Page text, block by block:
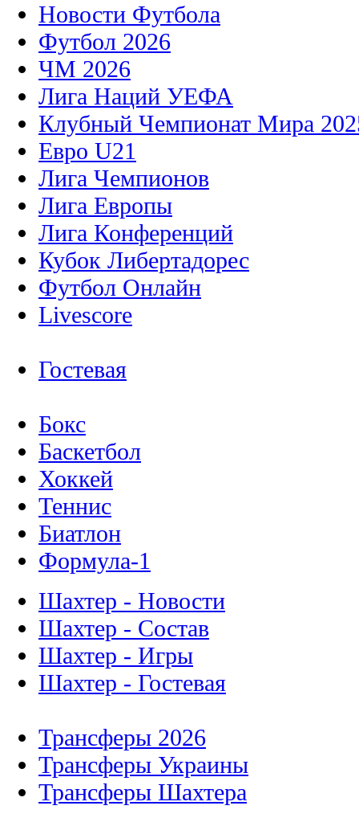
Новости Футбола
Футбол 2026
ЧМ 2026
Лига Наций УЕФА
Клубный Чемпионат Мира
Евро U21
Лига Чемпионов
Лига Европы
Лига Конференций
Кубок Либертадорес
Футбол Онлайн
Livescore
Гостевая
Бокс
Баскетбол
Хоккей
Теннис
Биатлон
Формула-1
Шахтер - Новости
Шахтер - Состав
Шахтер - Игры
Шахтер - Гостевая
Трансферы 2026
Трансферы Украины
Трансферы Шахтера